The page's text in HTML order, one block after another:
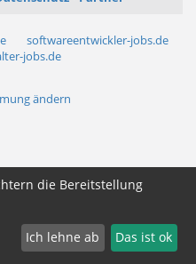
softwareentwickler-jobs.de
jobs.de
ändern
die Bereitstellung
Ich lehne ab Das ist ok